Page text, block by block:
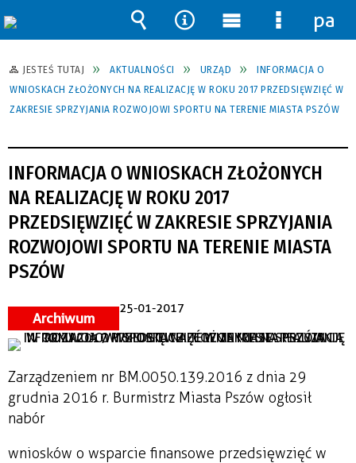
JESTEŚ TUTAJ AKTUALNOŚCI URZĄD
INFORMACJA O
WNIOSKACH ZŁOŻONYCH NA REALIZACJĘ W ROKU 2017 PRZEDSIĘWZIĘĆ W
ZAKRESIE SPRZYJANIA ROZWOJOWI SPORTU NA TERENIE MIASTA PSZÓW
INFORMACJA O WNIOSKACH ZŁOŻONYCH
NA REALIZACJĘ W ROKU 2017
PRZEDSIĘWZIĘĆ W ZAKRESIE SPRZYJANIA
ROZWOJOWI SPORTU NA TERENIE MIASTA
PSZÓW
Archiwum
25-01-2017
Zarządzeniem nr BM.0050.139.2016 z dnia 29
grudnia 2016 r. Burmistrz Miasta Pszów ogłosił
nabór
wniosków o wsparcie finansowe przedsięwzięć w
Wyszukiwarka
Narzędzia
Menu
główne
Menu